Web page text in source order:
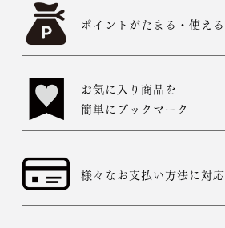
ポイントがたまる・使える
お気に入り商品を
簡単にブックマーク
様々なお支払い方法に対応